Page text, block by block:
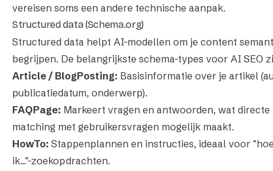
vereisen soms een andere technische aanpak.
Structured data (Schema.org)
Structured data helpt AI-modellen om je content
begrijpen. De belangrijkste schema-types voor AI SEO
Article / BlogPosting: Basisinformatie over je artikel
publicatiedatum, onderwerp).
FAQPage: Markeert vragen en antwoorden, wat directe
matching met gebruikersvragen mogelijk maakt.
HowTo: Stappenplannen en instructies, ideaal voor
ik..."-zoekopdrachten.